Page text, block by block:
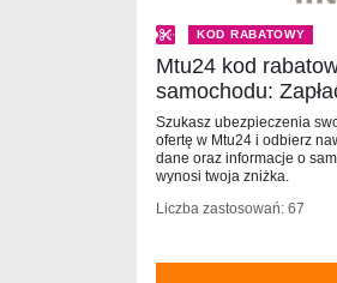
KOD RABATOWY
Mtu24 kod
samochodu:
Szukasz ubezpieczenia
ofertę w Mtu24 i odbierz
dane oraz informacje o
wynosi twoja zniżka.
Liczba zastosowań: 67